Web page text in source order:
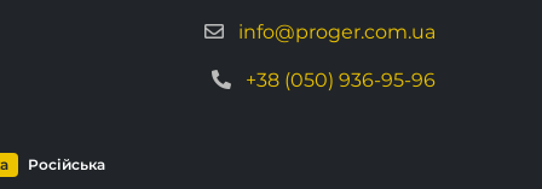
info@proger.com.ua
+38 (050) 936-95-96
Російська